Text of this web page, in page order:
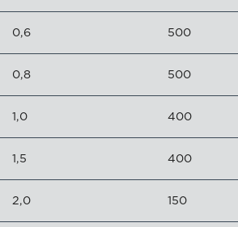
0,6 500
0,8 500
1,0 400
1,5 400
2,0 150